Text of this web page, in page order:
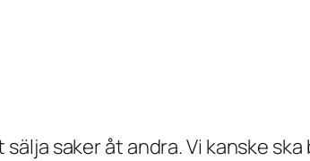
saker åt andra. Vi kanske ska